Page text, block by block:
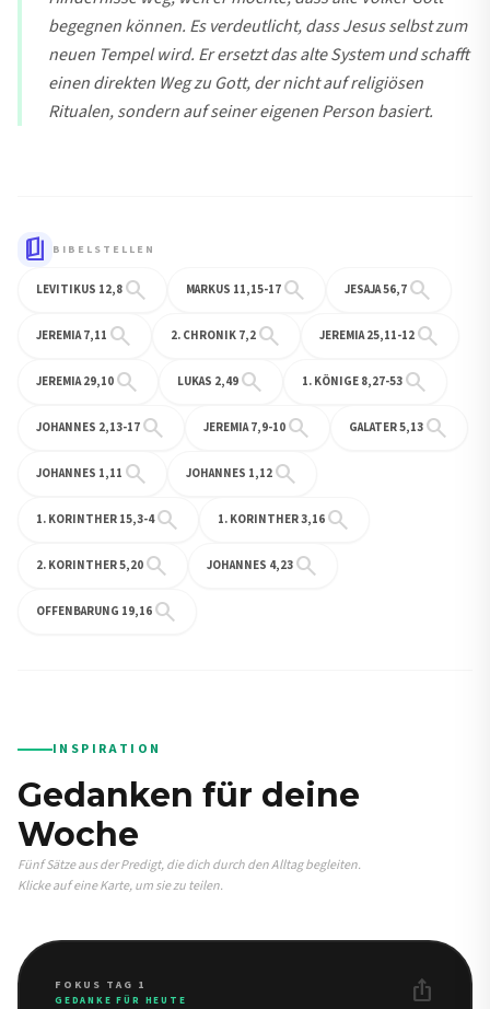
begegnen können. Es verdeutlicht, dass Jesus selbst zum
neuen Tempel wird. Er ersetzt das alte System und schafft
einen direkten Weg zu Gott, der nicht auf religiösen
Ritualen, sondern auf seiner eigenen Person basiert.
book_5 BIBELSTELLEN
LEVITIKUS 12,8 search MARKUS 11,15-17 search JESAJA 56,7 search
JEREMIA 7,11 search 2. CHRONIK 7,2 search JEREMIA 25,11-12 search
JEREMIA 29,10 search LUKAS 2,49 search 1. KÖNIGE 8,27-53 search
JOHANNES 2,13-17 search JEREMIA 7,9-10 search GALATER 5,13 search
JOHANNES 1,11 search JOHANNES 1,12 search
1. KORINTHER 15,3-4search 1. KORINTHER 3,16 search
2. KORINTHER 5,20 search JOHANNES 4,23 search
OFFENBARUNG 19,16 search
INSPIRATION
Gedanken für deine
Woche
Fünf Sätze aus der Predigt, die dich durch den Alltag begleiten.
Klicke auf eine Karte, um sie zu teilen.
FOKUS TAG 1
GEDANKE FÜR HEUTE ios_share